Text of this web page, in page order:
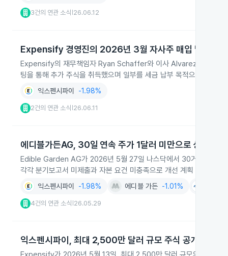
3건의 연관 소식 26.06.12
Expensify 경영진의 2026년 3월 자사주 매입 및 RSU
Expensify의 재무책임자 Ryan Schaffer와 이사 Alvarez Divo
팅을 통해 추가 주식을 취득했으며 일부를 세금 납부 목적으로 매도했
익스펜시파이 -1.98%
2건의 연관 소식 26.06.11
에디블가든AG, 30일 연속 주가 1달러 미만으로 상장폐지
Edible Garden AG가 2026년 5월 27일 나스닥에서 30거래일 연
각각 분기보고서 미제출과 자본 요건 미충족으로 개선 계획 제출을 요
익스펜시파이 -1.98% 에디블 가든 -1.01%
4건의 연관 소식 26.05.29
익스펜시파이, 최대 2,500만 달러 규모 주식 공개매수 시